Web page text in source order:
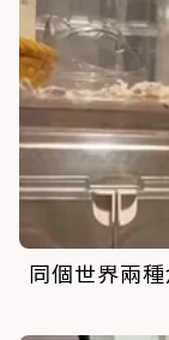
同個世界兩